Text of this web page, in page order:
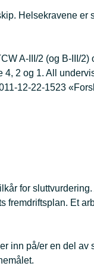
Helsekravene er
A-III/2 (og B-III/2)
2 og 1. All
12-22-1523
for
fremdriftsplan. Et
inn på/er en del av